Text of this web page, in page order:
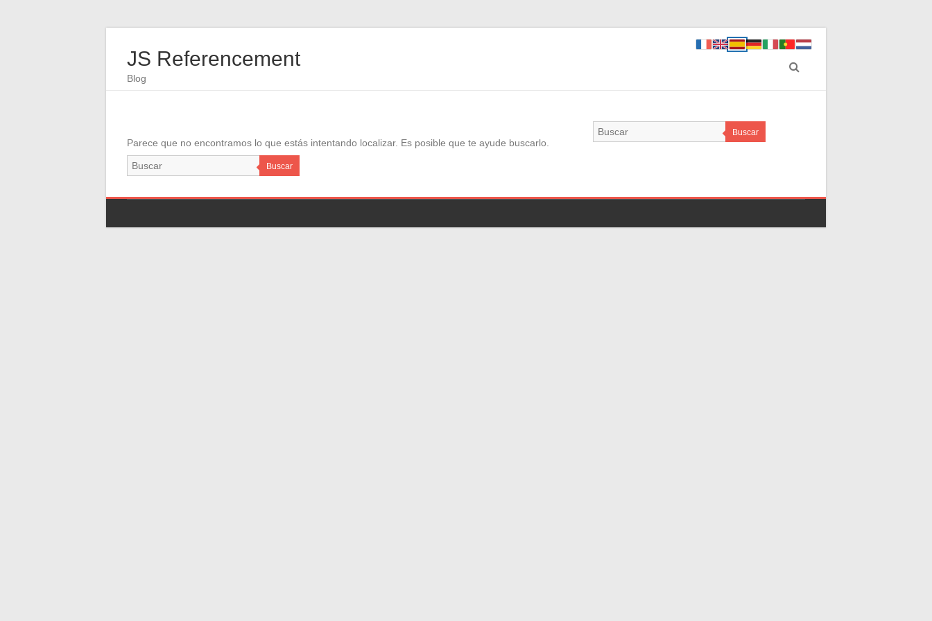
JS Referencement
Blog
Parece que no encontramos lo que estás intentando localizar. Es posible que te ayude buscarlo.
Buscar
Buscar